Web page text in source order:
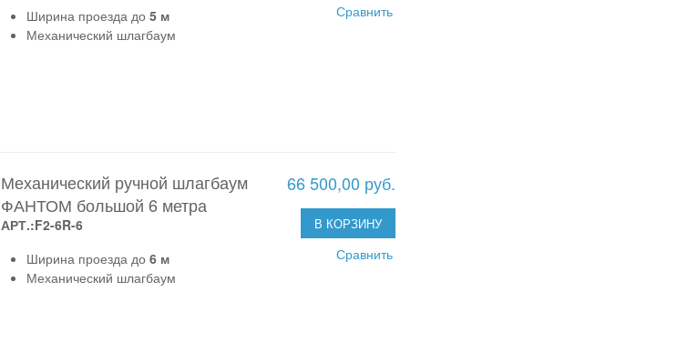
Сравнить
Ширина проезда до 5 м
Механический шлагбаум
Механический ручной шлагбаум
ФАНТОМ большой 6 метра
АРТ.:F2-6R-6
66 500,00 руб.
В КОРЗИНУ
Сравнить
Ширина проезда до 6 м
Механический шлагбаум